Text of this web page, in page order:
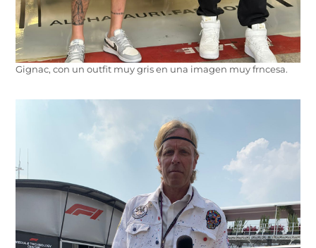
Gignac, con un outfit muy gris en una imagen muy frncesa.